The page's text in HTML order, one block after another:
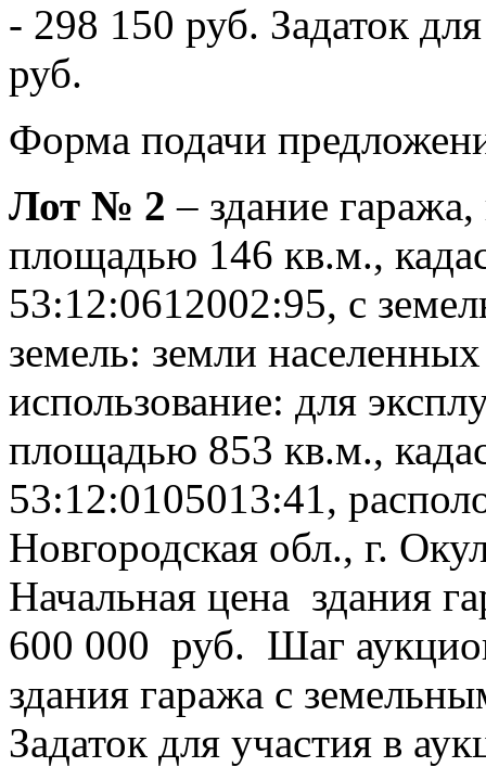
- 298 150 руб. Задаток
руб.
Форма подачи
Лот № 2 – здание
площадью 146 кв.м.,
53:12:0612002:95, с
земель: земли
использование: для
площадью 853 кв.м.,
53:12:0105013:41,
Новгородская обл., г.
Начальная цена здания
600 000 руб. Шаг
здания гаража с
Задаток для участия в